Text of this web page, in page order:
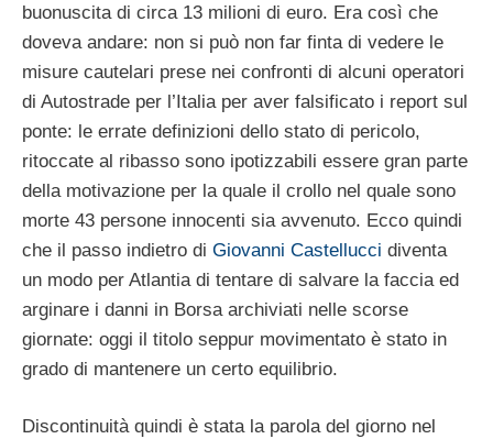
buonuscita di circa 13 milioni di euro. Era così che
doveva andare: non si può non far finta di vedere le
misure cautelari prese nei confronti di alcuni operatori
di Autostrade per l’Italia per aver falsificato i report sul
ponte: le errate definizioni dello stato di pericolo,
ritoccate al ribasso sono ipotizzabili essere gran parte
della motivazione per la quale il crollo nel quale sono
morte 43 persone innocenti sia avvenuto. Ecco quindi
che il passo indietro di Giovanni Castellucci diventa
un modo per Atlantia di tentare di salvare la faccia ed
arginare i danni in Borsa archiviati nelle scorse
giornate: oggi il titolo seppur movimentato è stato in
grado di mantenere un certo equilibrio.
Discontinuità quindi è stata la parola del giorno nel